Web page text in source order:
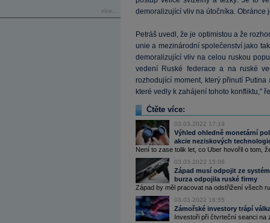
více...
demoralizující vliv na útočníka. Obránce
Petráš uvedl, že je optimistou a že
unie a mezinárodní společenství jako
demoralizující vliv na celou ruskou
vedení Ruské federace a na ruské
rozhodující moment, který přinutí
které vedly k zahájení tohoto konfliktu,"
Čtěte více:
03.03.2022 17:19
Výhled ohledně monetární
akcie neziskových
Není to zase tolik let, co Uber hovořil o tom,
03.03.2022 15:06
Západ musí odpojit ze
burza odpojila ruské firmy
Západ by měl pracovat na odstřižení všech
03.03.2022 16:55
Zámořské investory trápí
Investoři při čtvrteční seanci